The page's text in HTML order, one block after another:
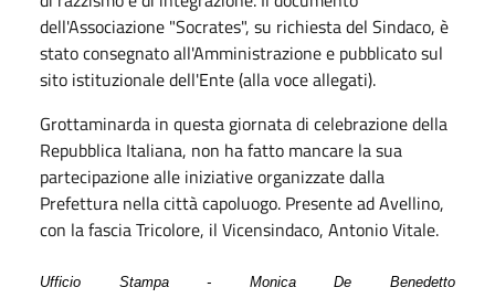
dell'Associazione "Socrates", su richiesta del Sindaco, è
stato consegnato all'Amministrazione e pubblicato sul
sito istituzionale dell'Ente (alla voce allegati).
Grottaminarda in questa giornata di celebrazione della
Repubblica Italiana, non ha fatto mancare la sua
partecipazione alle iniziative organizzate dalla
Prefettura nella città capoluogo. Presente ad Avellino,
con la fascia Tricolore, il Vicensindaco, Antonio Vitale.
Ufficio Stampa - Monica De Benedetto